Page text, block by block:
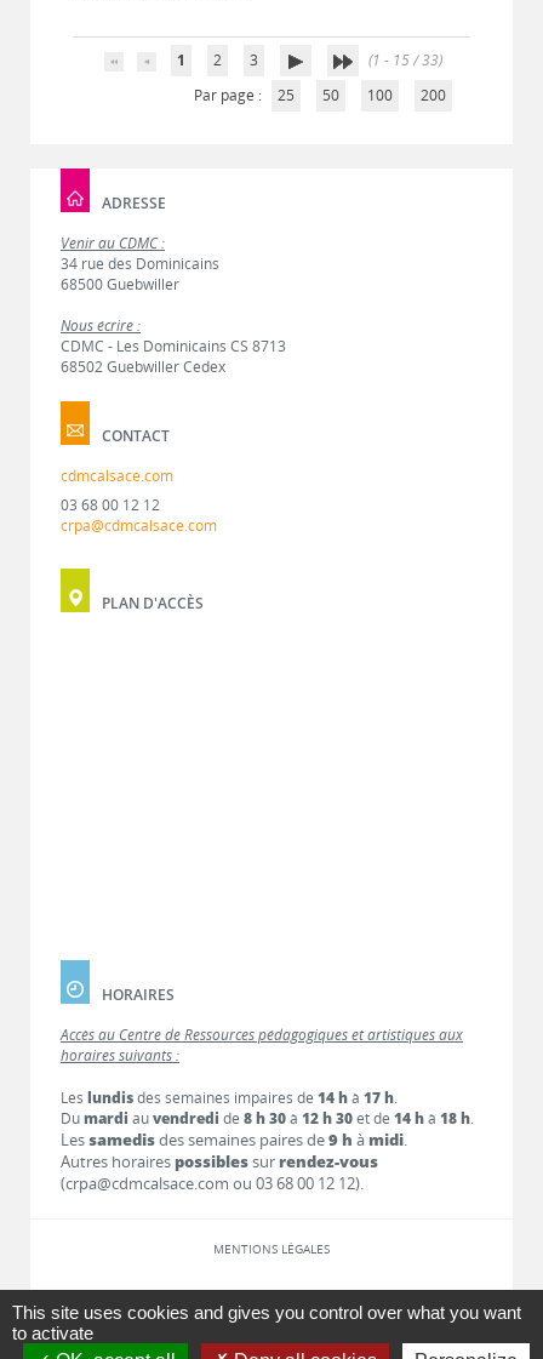
1 2 3
(1 - 15 / 33)
Par page :
25 50 100 200
ADRESSE
Venir au CDMC :
34 rue des Dominicains
68500 Guebwiller
Nous écrire :
CDMC - Les Dominicains CS 8713
68502 Guebwiller Cedex
CONTACT
cdmcalsace.com
03 68 00 12 12
crpa@cdmcalsace.com
PLAN D'ACCÈS
HORAIRES
Accès au Centre de Ressources pédagogiques et artistiques aux
horaires suivants :
Les lundisdes semaines impaires de 14 hà 17 h.
Dumardi auvendredi de 8 h 30à 12 h 30et de 14 hà 18 h.
Lessamedisdes semaines paires de9 h à midi.
Autres horaires possiblessur rendez-vous
(crpa@cdmcalsace.com ou 03 68 00 12 12).
MENTIONS LÉGALES
LIENS
This site uses cookies and gives you control over what you want
to activate